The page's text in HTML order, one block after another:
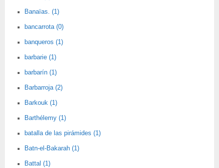
Banaïas. (1)
bancarrota (0)
banqueros (1)
barbarie (1)
barbarín (1)
Barbarroja (2)
Barkouk (1)
Barthélemy (1)
batalla de las pirámides (1)
Batn-el-Bakarah (1)
Battal (1)